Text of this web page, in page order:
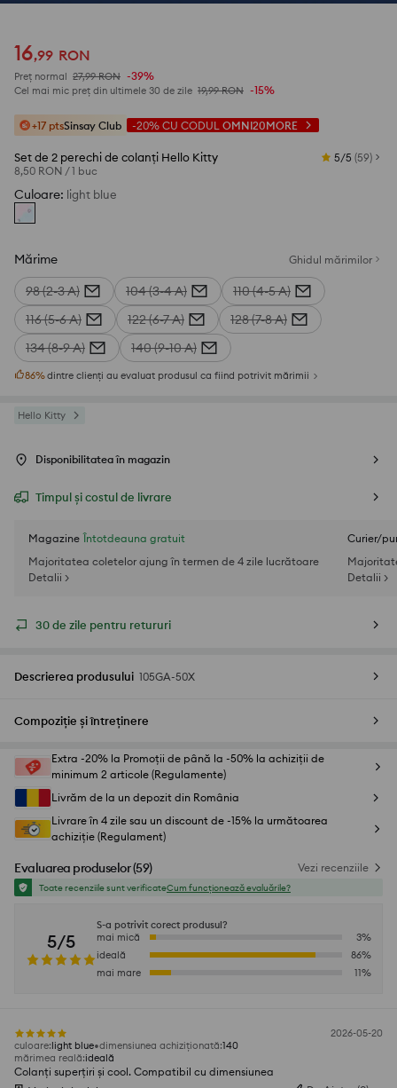
16,99 RON
Preț normal 27,99 RON -39%
Cel mai mic preț din ultimele 30 de zile 19,99 RON -15%
+17 ptsSinsay Club -20% CU CODUL OMNI20MORE
Set de 2 perechi de colanți Hello Kitty
8,50 RON /1 buc
5/5 (59)
Culoare: light blue
Mărime Ghidul mărimilor
98 (2-3 A) 104 (3-4 A)
110 (4-5 A)
116 (5-6 A)
122 (6-7 A)
128 (7-8 A)
134 (8-9 A)
140 (9-10 A)
86%dintre clienți au evaluat produsul ca fiind potrivit mărimii
Hello Kitty
Disponibilitatea în magazin
Timpul și costul de livrare
Magazine Întotdeauna gratuit
Majoritatea coletelor ajung în termen de 4 zile lucrătoare
Detalii >
Curier/
Detalii >
30 de zile pentru retururi
Descrierea produsului 105GA-50X
Compoziție și întreținere
Extra -20% la Promoții de până la -50% la achiziții de
minimum 2 articole (Regulamente)
Livrăm de la un depozit din România
Livrare în 4 zile sau un discount de -15% la următoarea
achiziție (Regulament)
Evaluarea produselor(59) Vezi recenziile
Toate recenziile sunt verificateCum funcționează evaluările?
5/5
S-a potrivit corect produsul?
mai mică
3%
ideală
86%
mai mare
11%
2026-05-20
culoare:light blue dimensiunea achiziționată:140
mărimea reală:ideală
Colanți superțiri și cool. Compatibil cu dimensiunea